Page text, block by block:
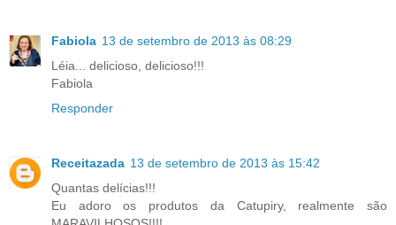
Fabiola 13 de setembro de 2013 às 08:29
Léia... delicioso, delicioso!!!
Fabiola
Responder
Receitazada 13 de setembro de 2013 às 15:42
Quantas delícias!!!
Eu adoro os produtos da Catupiry, realmente são